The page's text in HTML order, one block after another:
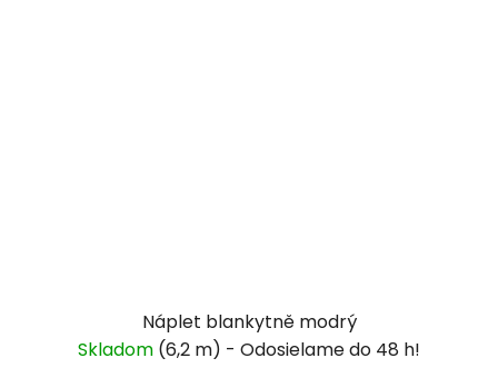
Náplet blankytně modrý
Skladom (6,2 m)